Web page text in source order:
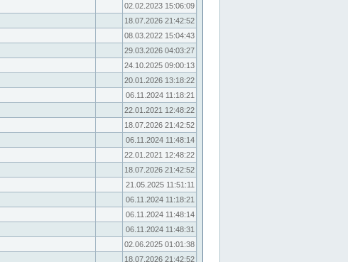
02.02.2023 15:06:09
18.07.2026 21:42:52
08.03.2022 15:04:43
29.03.2026 04:03:27
24.10.2025 09:00:13
20.01.2026 13:18:22
06.11.2024 11:18:21
22.01.2021 12:48:22
18.07.2026 21:42:52
06.11.2024 11:48:14
22.01.2021 12:48:22
18.07.2026 21:42:52
21.05.2025 11:51:11
06.11.2024 11:18:21
06.11.2024 11:48:14
06.11.2024 11:48:31
02.06.2025 01:01:38
18.07.2026 21:42:52